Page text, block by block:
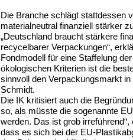
Die Branche schlägt stattdessen
materialneutral finanziell stärker
„Deutschland braucht stärkere
recycelbarer Verpackungen“,
Fondmodell für eine Staffelung
ökologischen Kriterien ist die
sinnvoll den Verpackungsmarkt
Schmidt.
Die IK kritisiert auch die
so, als müsste die sogenannte
werden. Das ist grob
dass es sich bei der EU-